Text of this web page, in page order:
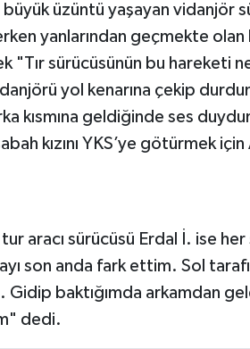
büyük üzüntü yaşayan vidanjör
yanlarından geçmekte olan
"Tır sürücüsünün bu hareketi
yol kenarına çekip
kısmına geldiğinde ses
kızını YKS’ye götürmek
aracı sürücüsü Erdal İ. ise
son anda fark ettim. Sol
baktığımda arkamdan
dedi.